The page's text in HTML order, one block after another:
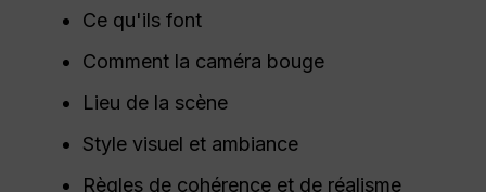
Ce qu'ils font
Comment la caméra bouge
Lieu de la scène
Style visuel et ambiance
Règles de cohérence et de réalisme